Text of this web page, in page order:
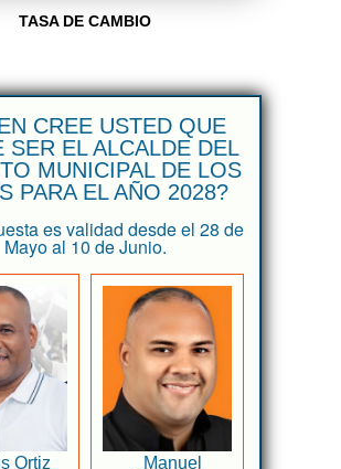
TASA DE CAMBIO
CREE USTED QUE
SER EL ALCALDE DEL
MUNICIPAL DE LOS
PARA EL AÑO 2028?
es validad desde el 28 de
Mayo al 10 de Junio.
Ortiz
Manuel